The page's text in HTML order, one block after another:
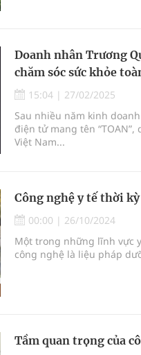
Doanh nhân Trương
chăm sóc sức khỏe
15:04 | 27/02/2025
Sau nhiều năm kinh
điện tử mang tên
Việt Nam...
Công nghệ y tế thời
00:00 | 26/10/2024
Một trong những lĩnh vực
công nghệ là liệu pháp
Tầm quan trọng của